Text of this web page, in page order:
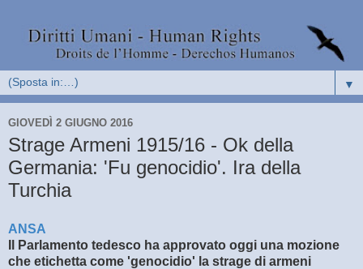
▼
GIOVEDÌ 2 GIUGNO 2016
Strage Armeni 1915/16 - Ok della
Germania: 'Fu genocidio'. Ira della
Turchia
ANSA
Il Parlamento tedesco ha approvato oggi una mozione
che etichetta come 'genocidio' la strage di armeni